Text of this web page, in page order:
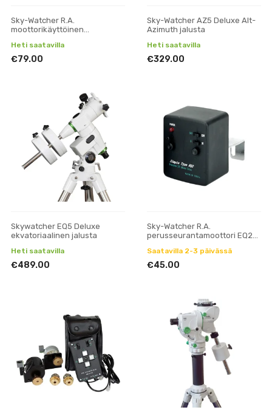
Sky-Watcher R.A.
moottorikäyttöinen
AZ-EQ Avant -jalustoille
Heti saatavilla
€79.00
Sky-Watcher AZ5 Deluxe Alt-
Azimuth jalusta
Heti saatavilla
€329.00
Skywatcher EQ5 Deluxe
ekvatoriaalinen jalusta
Heti saatavilla
€489.00
Sky-Watcher R.A.
perusseurantamoottori EQ2-
Saatavilla 2-3 päivässä
€45.00